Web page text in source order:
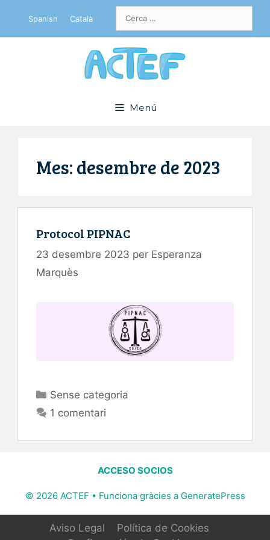
contingut
Spanish Català
Menú
Mes: desembre de 2023
Protocol PIPNAC
23 desembre 2023 per Esperanza
Marquès
Categories
Sense categoria
1 comentari
ACCESO SOCIOS
© 2026 ACTEF • Funciona gràcies a GeneratePress
Aviso Legal
Política de Cookies